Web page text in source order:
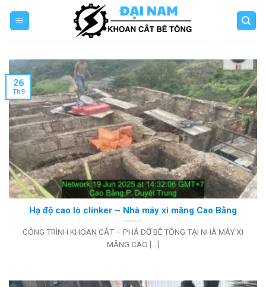
Hạ độ cao lò clinker – Nhà máy xi măng Cao Bằng
CÔNG TRÌNH KHOAN CẮT – PHÁ DỠ BÊ TÔNG TẠI NHÀ MÁY XI
MĂNG CAO [...]
26
Th9